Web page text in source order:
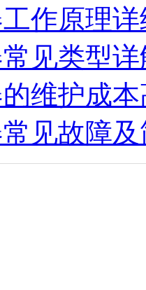
作原理
见类型详
维护成
见故障